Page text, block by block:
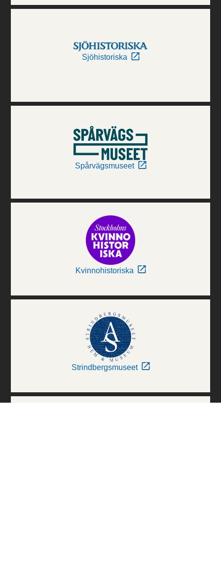
Sjöhistoriska
Spårvägsmuseet
Kvinnohistoriska
Strindbergsmuseet